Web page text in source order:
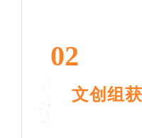
02
文创组